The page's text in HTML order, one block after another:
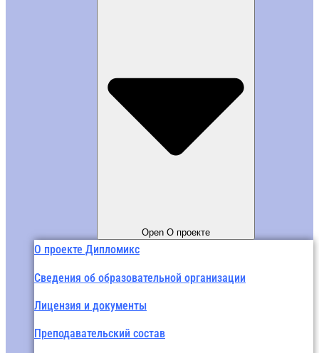
Open О проекте
О проекте Дипломикс
Сведения об образовательной организации
Лицензия и документы
Преподавательский состав